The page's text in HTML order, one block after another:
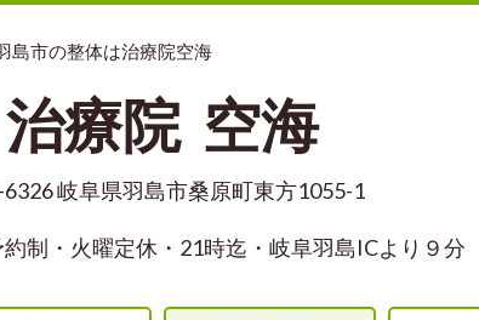
島市の整体は治療院空海
治療院 空海
岐阜県羽島市桑原町東方1055-1
制・火曜定休 ・21時迄・岐阜羽島ICより９分